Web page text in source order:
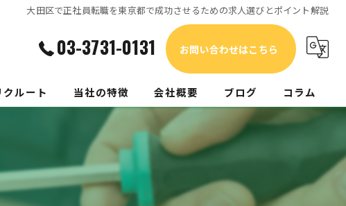
大田区で正社員転職を東京都で成功させるための求人選びとポイント解説
03-3731-0131 お問い合わせはこちら
クルート 当社の特徴
家電
電気工事
会社概要 ブログ コラム